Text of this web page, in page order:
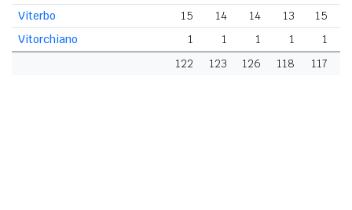
Viterbo
15 14 14 13
15
Vitorchiano
1 1 1 1
1
122
123 126 118 117